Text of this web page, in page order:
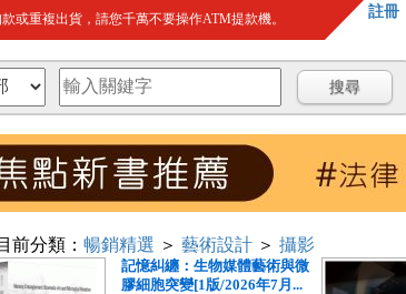
或重複出貨，請您千萬不要操作ATM提款機。 註冊
前分類： 暢銷精選 ＞ 藝術設計 ＞ 攝影
記憶糾纏：生物媒體藝術與微
膠細胞突變[1版/2026年7月...